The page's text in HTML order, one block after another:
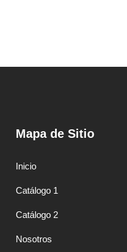
Mapa de Sitio
Inicio
Catálogo 1
Catálogo 2
Nosotros